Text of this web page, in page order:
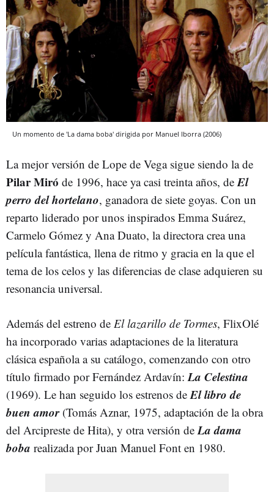
Un momento de 'La dama boba' dirigida por Manuel Iborra (2006)
La mejor versión de Lope de Vega sigue siendo la de
Pilar Miró de 1996, hace ya casi treinta años, deEl
perro del hortelano, ganadora de siete goyas. Con un
reparto liderado por unos inspirados Emma Suárez,
Carmelo Gómez y Ana Duato, la directora crea una
película fantástica, llena de ritmo y gracia en la que el
tema de los celos y las diferencias de clase adquieren su
resonancia universal.
Además del estreno de Ellazarillo de Tormes, FlixOlé
ha incorporado varias adaptaciones de la literatura
clásica española a su catálogo, comenzando con otro
título firmado por Fernández Ardavín:La Celestina
(1969). Le han seguido los estrenos deEl libro de
buen amor (Tomás Aznar, 1975, adaptación de la obra
del Arcipreste de Hita), y otra versión deLa dama
boba realizada por Juan Manuel Font en 1980.